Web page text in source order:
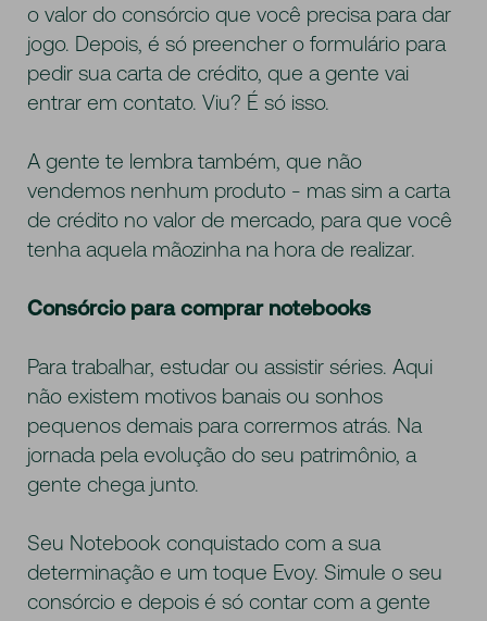
o valor do consórcio que você precisa para dar
jogo. Depois, é só preencher o formulário para
pedir sua carta de crédito, que a gente vai
entrar em contato. Viu? É só isso.
A gente te lembra também, que não
vendemos nenhum produto - mas sim a carta
de crédito no valor de mercado, para que você
tenha aquela mãozinha na hora de realizar.
Consórcio para comprar notebooks
Para trabalhar, estudar ou assistir séries. Aqui
não existem motivos banais ou sonhos
pequenos demais para corrermos atrás. Na
jornada pela evolução do seu patrimônio, a
gente chega junto.
Seu Notebook conquistado com a sua
determinação e um toque Evoy. Simule o seu
consórcio e depois é só contar com a gente